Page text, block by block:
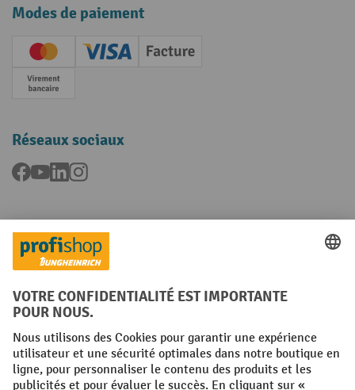
Modes de paiement
Creditcard (Master)Creditcard (Visa)
Facture
Paiement anticipé
Réseaux sociaux
Facebook
YouTubeLinkedInInstagram
Langues
FR NL
Conditions générales Mentions légales
Protection des Données Politique de cookies